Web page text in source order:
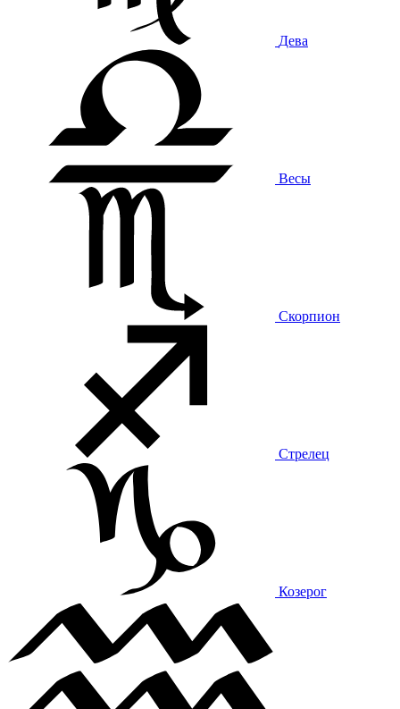
Дева
Весы
Скорпион
Стрелец
Козерог